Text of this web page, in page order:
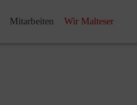
Mitarbeiten Wir Malteser